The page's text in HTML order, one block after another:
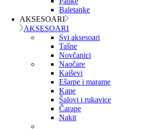
Baletanke
AKSESOARI
AKSESOARI
Svi aksesoari
Tašne
Novčanici
Naočare
Kaiševi
Ešarpe i marame
Kape
Šalovi i rukavice
Čarape
Nakit